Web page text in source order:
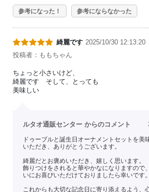
参考になった！ 参考にならなかった
綺麗です 2025/10/30 12:13:20
投稿者：ももちゃん
ちょっと小さいけど、
綺麗です そして、とっても
美味しい
ルタオ通販センター からのコメント
ドゥーブルと誕生日オーナメントセットを美
いただき、ありがとうございます。
綺麗だとお褒めいただき、嬉しく思います。
飾りつけをされると華やかなになりますので
いにお喜びいただけておりましたら幸いです。
これからも大切な記念日に寄り添えるよう、